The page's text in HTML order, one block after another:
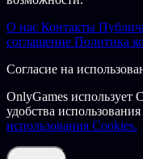
О нас Контакты
соглашение Политика
Согласие на
OnlyGames использует
удобства
использования Cookies.